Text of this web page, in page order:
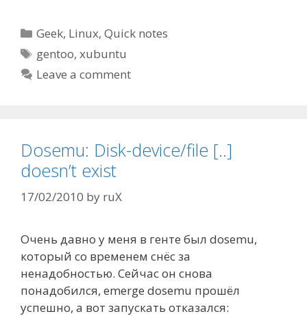
Categories
Geek, Linux,Quick notes
Tags
gentoo,xubuntu
Leave a comment
Dosemu: Disk-device/file [..]
doesn’t exist
17/02/2010 by ruX
Очень давно у меня в генте был dosemu,
который со временем снёс за
ненадобностью. Сейчас он снова
понадобился, emerge dosemu прошёл
успешно, а вот запускать отказался: